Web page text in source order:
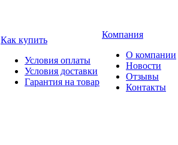
Как купить
Условия оплаты
Условия доставки
Гарантия на товар
Компания
О компании
Новости
Отзывы
Контакты